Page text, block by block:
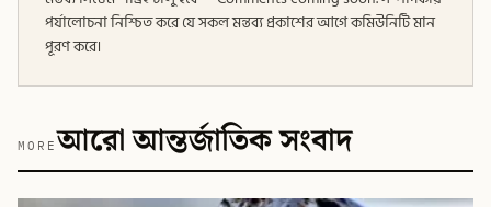
পর্যালোচনা নিশ্চিত করে যে সকল মন্তব্য প্রকাশের আগে কমিউনিটি মান
পূরণ করে।
MOREআরো আন্তর্জাতিক সংবাদ